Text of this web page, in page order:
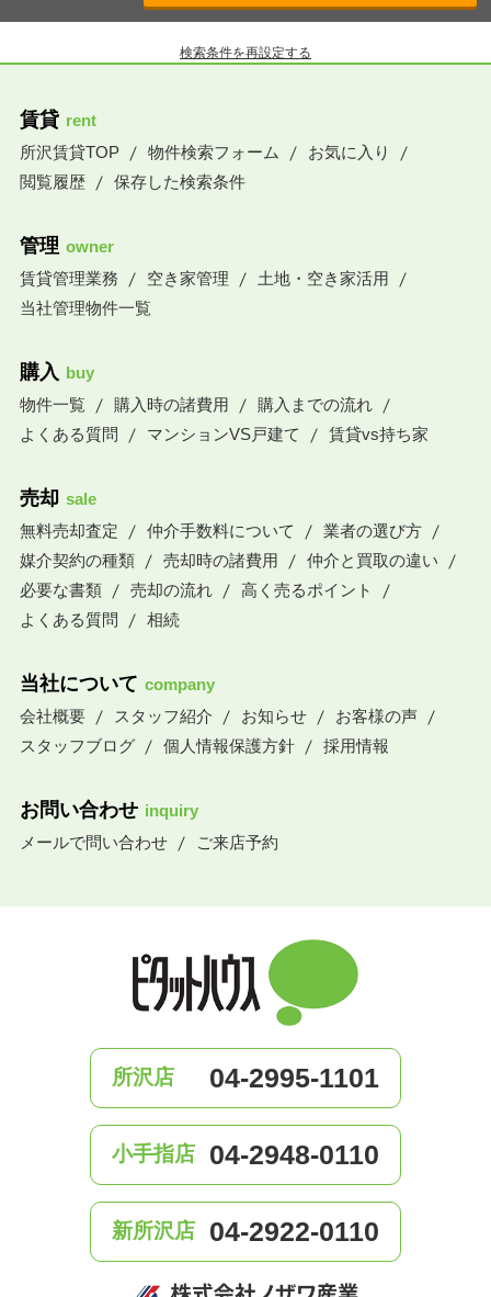
検索条件を再設定する
賃貸 rent
所沢賃貸TOP
物件検索フォーム
お気に入り
閲覧履歴
保存した検索条件
管理 owner
賃貸管理業務
空き家管理
土地・空き家活用
当社管理物件一覧
購入 buy
物件一覧
購入時の諸費用
購入までの流れ
よくある質問
マンションVS戸建て 賃貸vs持ち家
売却 sale
無料売却査定
仲介手数料について
業者の選び方
媒介契約の種類
売却時の諸費用
仲介と買取の違い
必要な書類
売却の流れ
高く売るポイント
よくある質問
相続
当社について company
会社概要
スタッフ紹介 お知らせ
お客様の声
スタッフブログ
個人情報保護方針 採用情報
お問い合わせ inquiry
メールで問い合わせ
ご来店予約
所沢店 04-2995-1101
小手指店 04-2948-0110
新所沢店 04-2922-0110